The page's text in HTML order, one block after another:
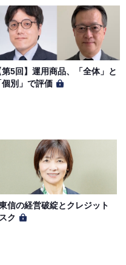
第5回】運用商品、「全体」と
個別」で評価
信の経営破綻とクレジット
ク